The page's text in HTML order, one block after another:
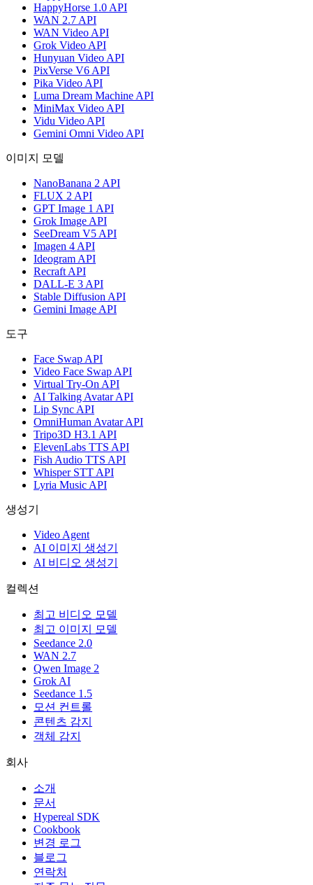
HappyHorse 1.0 API
WAN 2.7 API
WAN Video API
Grok Video API
Hunyuan Video API
PixVerse V6 API
Pika Video API
Luma Dream Machine API
MiniMax Video API
Vidu Video API
Gemini Omni Video API
이미지 모델
NanoBanana 2 API
FLUX 2 API
GPT Image 1 API
Grok Image API
SeeDream V5 API
Imagen 4 API
Ideogram API
Recraft API
DALL-E 3 API
Stable Diffusion API
Gemini Image API
도구
Face Swap API
Video Face Swap API
Virtual Try-On API
AI Talking Avatar API
Lip Sync API
OmniHuman Avatar API
Tripo3D H3.1 API
ElevenLabs TTS API
Fish Audio TTS API
Whisper STT API
Lyria Music API
생성기
Video Agent
AI 이미지 생성기
AI 비디오 생성기
컬렉션
최고 비디오 모델
최고 이미지 모델
Seedance 2.0
WAN 2.7
Qwen Image 2
Grok AI
Seedance 1.5
모션 컨트롤
콘텐츠 감지
객체 감지
회사
소개
문서
Hypereal SDK
Cookbook
변경 로그
블로그
연락처